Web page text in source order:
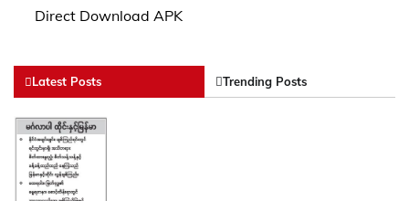
Direct Download APK
Latest Posts Trending Posts